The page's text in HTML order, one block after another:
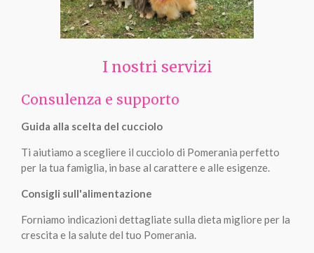
I nostri servizi
Consulenza e supporto
Guida alla scelta del cucciolo
Ti aiutiamo a scegliere il cucciolo di Pomerania perfetto
per la tua famiglia, in base al carattere e alle esigenze.
Consigli sull'alimentazione
Forniamo indicazioni dettagliate sulla dieta migliore per la
crescita e la salute del tuo Pomerania.